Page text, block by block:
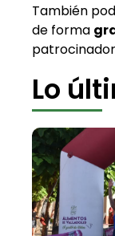
También
de forma
Lo